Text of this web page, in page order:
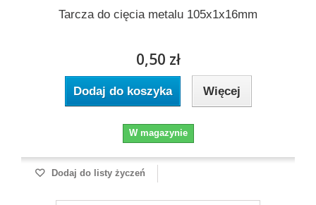
Tarcza do cięcia metalu 105x1x16mm
0,50 zł
Dodaj do koszyka Więcej
W magazynie
Dodaj do listy życzeń